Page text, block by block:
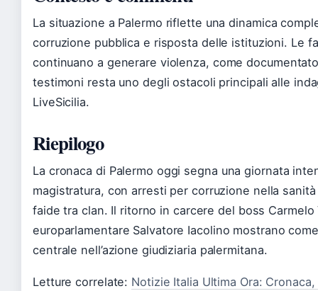
La situazione a Palermo riflette una dinamica
corruzione pubblica e risposta delle istituzioni. Le
continuano a generare violenza, come
testimoni resta uno degli ostacoli principali alle
LiveSicilia.
Riepilogo
La cronaca di Palermo oggi segna una giornata
magistratura, con arresti per corruzione nella
faide tra clan. Il ritorno in carcere del boss Carmelo
europarlamentare Salvatore Iacolino mostrano
centrale nell’azione giudiziaria palermitana.
Letture correlate: Notizie Italia Ultima Ora: